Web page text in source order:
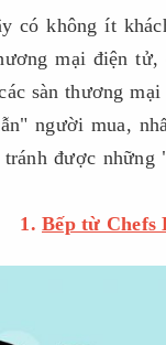
có không ít
mại điện
sàn thương
người mua,
được
1. Bếp từ Chefs